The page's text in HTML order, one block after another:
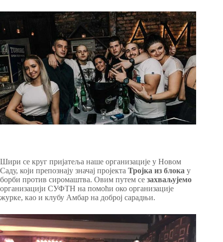
Шири се круг пријатеља наше организације у Новом
Саду, који препознају значај пројекта Тројка из блока у
борби против сиромаштва. Овим путем се захваљујемо
организацији СУФТН на помоћи око организације
журке, као и клубу Амбар на доброј сарадњи.